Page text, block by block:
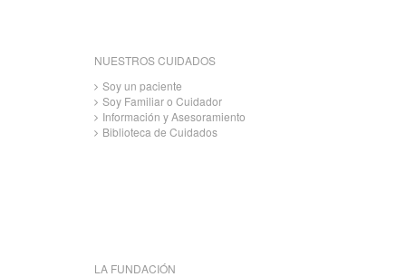
NUESTROS CUIDADOS
Soy un paciente
Soy Familiar o Cuidador
Información y Asesoramiento
Biblioteca de Cuidados
LA FUNDACIÓN